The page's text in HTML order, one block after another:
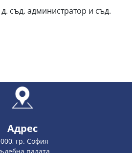
съд. администратор и съд.
Адрес
гр. София